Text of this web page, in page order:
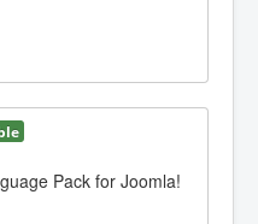
Pack for Joomla!